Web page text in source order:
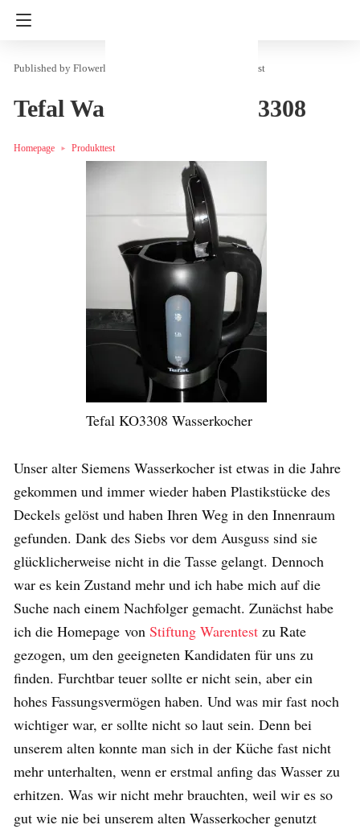
Flowerly Produkttest
Tefal Wasserkocher KO3308
Homepage Produkttest
Tefal KO3308 Wasserkocher
Unser alter Siemens Wasserkocher ist etwas in die Jahre
gekommen und immer wieder haben Plastikstücke des
Deckels gelöst und haben Ihren Weg in den Innenraum
gefunden. Dank des Siebs vor dem Ausguss sind sie
glücklicherweise nicht in die Tasse gelangt. Dennoch
war es kein Zustand mehr und ich habe mich auf die
Suche nach einem Nachfolger gemacht. Zunächst habe
ich die Homepage von Stiftung Warentest zu Rate
gezogen, um den geeigneten Kandidaten für uns zu
finden. Furchtbar teuer sollte er nicht sein, aber ein
hohes Fassungsvermögen haben. Und was mir fast noch
wichtiger war, er sollte nicht so laut sein. Denn bei
unserem alten konnte man sich in der Küche fast nicht
mehr unterhalten, wenn er erstmal anfing das Wasser zu
erhitzen. Was wir nicht mehr brauchten, weil wir es so
gut wie nie bei unserem alten Wasserkocher genutzt